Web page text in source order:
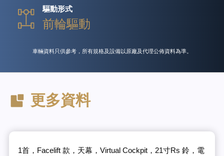
驅動形式
前輪驅動
車輛資料只供參考，所有規格及設備以原廠及代理公佈資料為準。
更多資料
1首，Facelift 款，天幕，Virtual Cockpit，21寸Rs 鈴，電